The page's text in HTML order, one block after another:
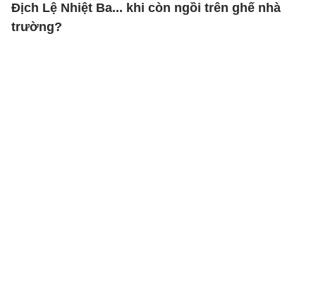
Địch Lệ Nhiệt Ba... khi còn ngồi trên ghế nhà
trường?